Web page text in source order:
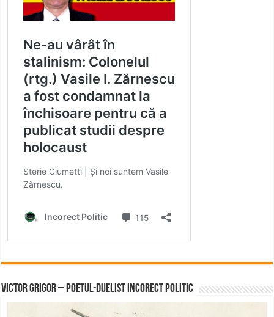
Victor Grigor – Poetul-Duelist Incorect Politic